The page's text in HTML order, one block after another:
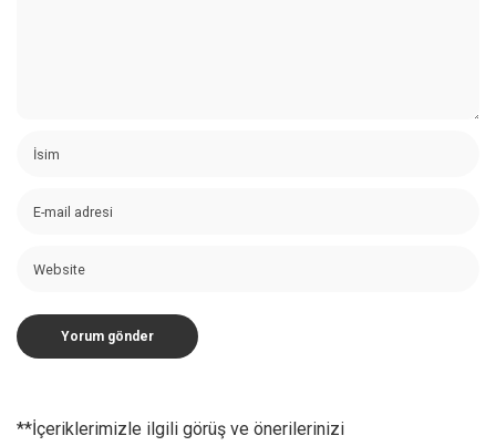
**İçeriklerimizle ilgili görüş ve önerilerinizi